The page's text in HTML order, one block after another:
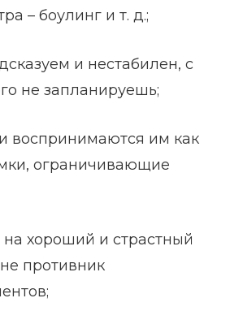
– боулинг и т. д.;
и нестабилен, с
не запланируешь;
воспринимаются им как
ограничивающие
на хороший и страстный
противник